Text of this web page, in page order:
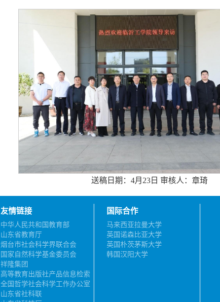
送稿日期：4月23日 审核人：章琦
友情链接
中华人民共和国教育部
山东省教育厅
烟台市社会科学界联合会
国家自然科学基金委员会
祥隆集团
高等教育出版社产品信息检索
系统
全国哲学社会科学工作办公室
山东省社科联
国际合作
马来西亚拉曼大学
英国诺森比亚大学
英国朴茨茅斯大学
韩国汉阳大学